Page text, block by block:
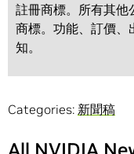
註冊商標。所有其他
商標。功能、訂價、
知。
Categories: 新聞稿